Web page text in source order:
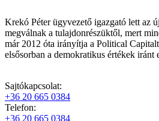
Krekó Péter ügyvezető igazgató lett az
megválnak a tulajdonrészüktől, mert
már 2012 óta irányítja a Political
elsősorban a demokratikus értékek
Sajtókapcsolat:
+36 20 665 0384
Telefon:
+36 20 665 0384